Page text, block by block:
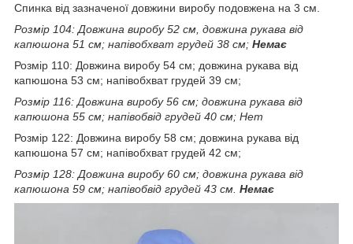
Спинка від зазначеної довжини виробу подовжена на 3 см.
Розмір 104: Довжина виробу 52 см, довжина рукава від
капюшона 51 см; напівобхват грудей 38 см; Немає
Розмір 110: Довжина виробу 54 см; довжина рукава від
капюшона 53 см; напівобхват грудей 39 см;
Розмір 116: Довжина виробу 56 см; довжина рукава від
капюшона 55 см; напівобвід грудей 40 см; Нет
Розмір 122: Довжина виробу 58 см; довжина рукава від
капюшона 57 см; напівобхват грудей 42 см;
Розмір 128: Довжина виробу 60 см; довжина рукава від
капюшона 59 см; напівобвід грудей 43 см. Немає